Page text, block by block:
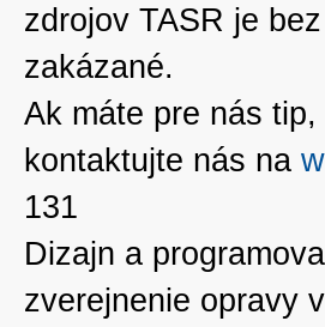
zdrojov TASR je
zakázané.
Ak máte pre nás
kontaktujte nás na
131
Dizajn a
zverejnenie opravy